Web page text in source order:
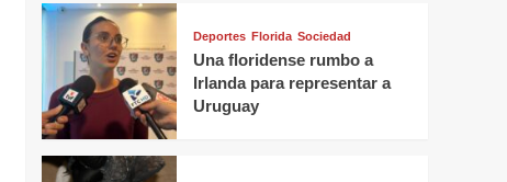
Deportes Florida Sociedad
Una floridense rumbo a
Irlanda para representar a
Uruguay